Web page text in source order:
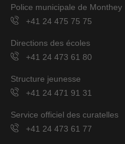
Police municipale de Monthey
+41 24 475 75 75
Directions des écoles
+41 24 473 61 80
Structure jeunesse
+41 24 471 91 31
Service officiel des curatelles
+41 24 473 61 77